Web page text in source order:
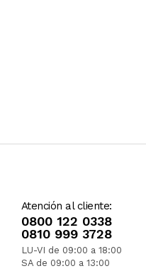
Atención al cliente:
0800 122 0338
0810 999 3728
LU-VI de 09:00 a 18:00
SA de 09:00 a 13:00